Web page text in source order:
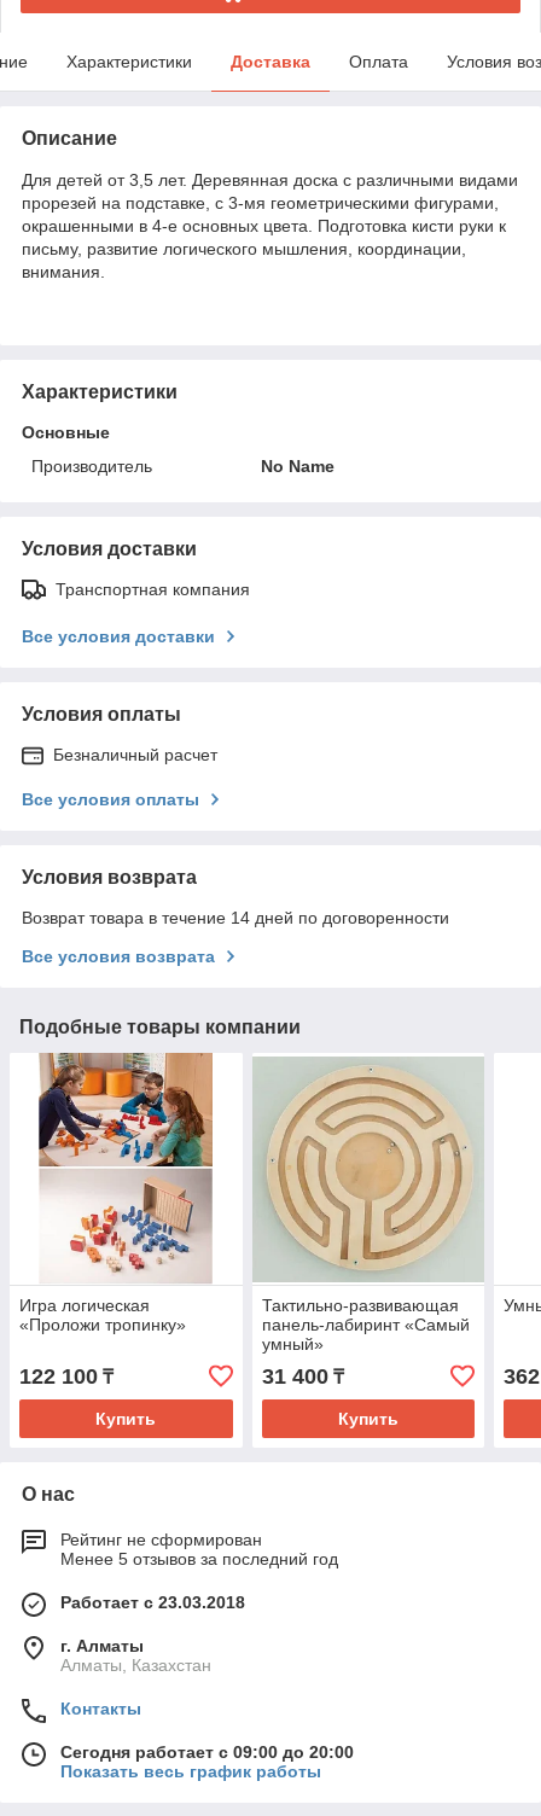
Характеристики Доставка Оплата Условия
Описание
Для детей от 3,5 лет. Деревянная доска с различными видами
прорезей на подставке, с 3-мя геометрическими фигурами,
окрашенными в 4-е основных цвета. Подготовка кисти руки к
письму, развитие логического мышления, координации,
внимания.
Характеристики
Основные
Производитель
No Name
Условия доставки
Транспортная компания
Все условия доставки
Условия оплаты
Безналичный расчет
Все условия оплаты
Условия возврата
Возврат товара в течение 14 дней по договоренности
Все условия возврата
Подобные товары компании
Игра логическая
«Проложи тропинку»
122 100 ₸
Купить
Тактильно-развивающая
панель-лабиринт «Самый
умный»
31 400₸
Купить
О нас
Рейтинг не сформирован
Менее 5 отзывов за последний год
Работает с 23.03.2018
г. Алматы
Алматы, Казахстан
Контакты
Сегодня работает с 09:00 до 20:00
Показать весь график работы